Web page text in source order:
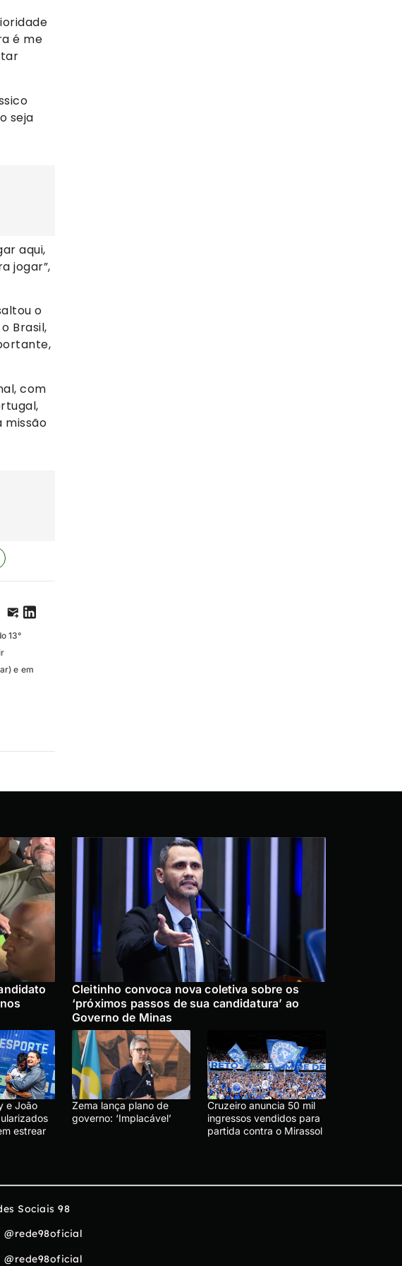
é me
seja
aqui,
jogar”,
o
Brasil,
com
missão
13°
e em
Cleitinho convoca nova coletiva sobre os
‘próximos passos de sua candidatura’ ao
Governo de Minas
e João
estrear
Zema lança plano de
governo: ‘Implacável’
Cruzeiro anuncia 50 mil
ingressos vendidos para
partida contra o Mirassol
Sociais 98
@rede98oficial
@rede98oficial